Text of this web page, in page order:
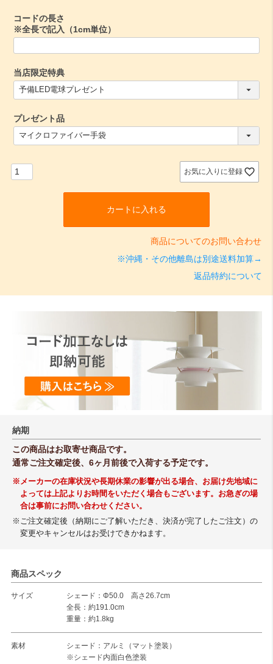
コードの長さ
※全長で記入（1cm単位）
当店限定特典
(
必
)
プレゼント品
必
お気に入りに登録
カートに入れる
商品についてのお問い合わせ
※沖縄・その他離島は別途送料加算→
返品特約について
納期
この商品はお取寄せ商品です。
通常ご注文確定後、6ヶ月前後で入荷する予定です。
※メーカーの在庫状況や長期休業の影響が出る場合、お届け先地域に
よっては上記よりお時間をいただく場合もございます。お急ぎの場
合は事前にお問い合わせください。
※ご注文確定後（納期にご了解いただき、決済が完了したご注文）の
変更やキャンセルはお受けできかねます。
商品スペック
サイズ
シェード：Φ50.0 高さ26.7cm
全長：約191.0cm
重量：約1.8kg
素材
シェード：アルミ（マット塗装）
※シェード内面白色塗装